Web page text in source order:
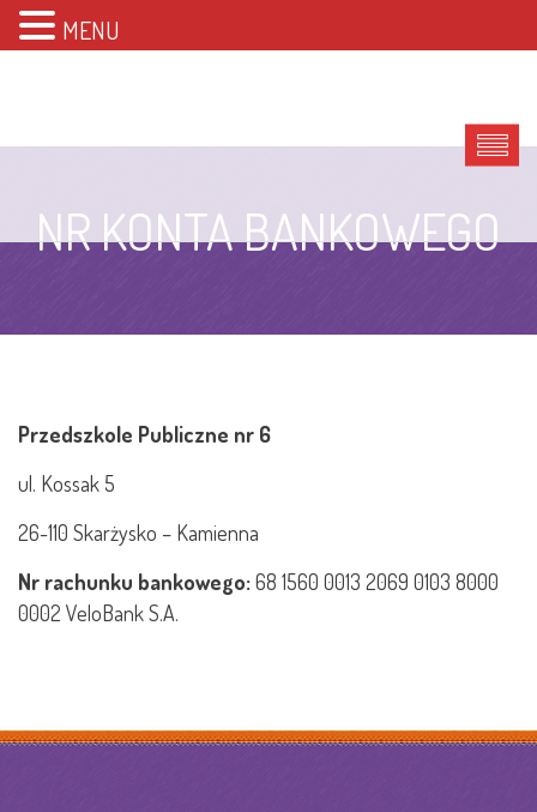
NR KONTA BANKOWEGO
Przedszkole Publiczne nr 6
ul. Kossak 5
26-110 Skarżysko – Kamienna
Nr rachunku bankowego:68 1560 0013 2069 0103 8000
0002 VeloBank S.A.
MENU